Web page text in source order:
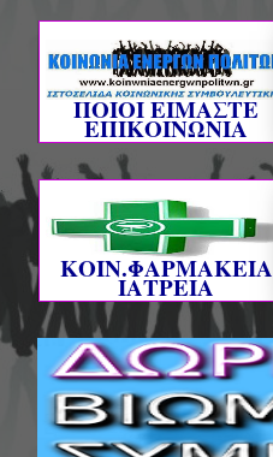
ΠΟΙΟΙ ΕΙΜΑΣΤΕ
ΕΠΙΚΟΙΝΩΝΙΑ
ΚΟΙΝ.ΦΑΡΜΑΚΕΙΑ
ΙΑΤΡΕΙΑ